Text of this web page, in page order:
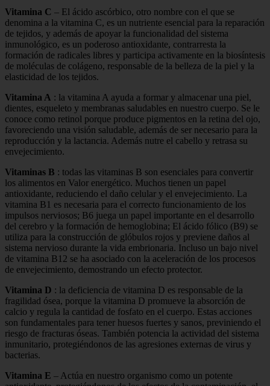
Vitamina C – El ácido ascórbico, otro nombre con el que se
denomina a la vitamina C, es un nutriente esencial para la reparación
de tejidos, y además de apoyar la funcionalidad del sistema
inmunológico, es un poderoso antioxidante, contrarresta la
formación de radicales libres y participa activamente en la biosíntesis
de moléculas de colágeno, responsable de la belleza de la piel y la
elasticidad de los tejidos.
Vitamina A : la vitamina A ayuda a formar y almacenar una piel,
dientes, esqueleto y membranas saludables en nuestro cuerpo. Se le
conoce como retinol porque produce pigmentos en la retina del ojo,
favoreciendo una visión saludable, además de ser necesario para la
reproducción y la lactancia. Además nutre el cabello y retrasa su
envejecimiento.
Vitaminas B : todas las vitaminas B son esenciales para convertir
los alimentos en Valor energético. Muchos tienen un papel
antioxidante, reduciendo el daño celular y el envejecimiento. La
vitamina B1 es necesaria para el correcto funcionamiento de los
impulsos nerviosos; B6 juega un papel importante en el desarrollo
del cerebro y la formación de hemoglobina; El ácido fólico (B9) se
utiliza para la construcción de glóbulos rojos y previene daños al
sistema nervioso durante la vida embrionaria. Incluso un bajo nivel
de vitamina B12 se ha asociado con la aceleración de los procesos
de envejecimiento, demostrando un efecto protector.
Vitamina D : la deficiencia de vitamina D es responsable de la
fragilidad ósea, porque la vitamina D promueve la absorción de
calcio y regula la cantidad de fosfato en el cuerpo. Estas acciones
son fundamentales para tener huesos fuertes y sanos, previniendo el
riesgo de fracturas óseas. También potencia la actividad del sistema
inmunitario, protegiéndonos de las agresiones externas de virus y
bacterias.
Vitamina E – Actúa en nuestro organismo como un potente